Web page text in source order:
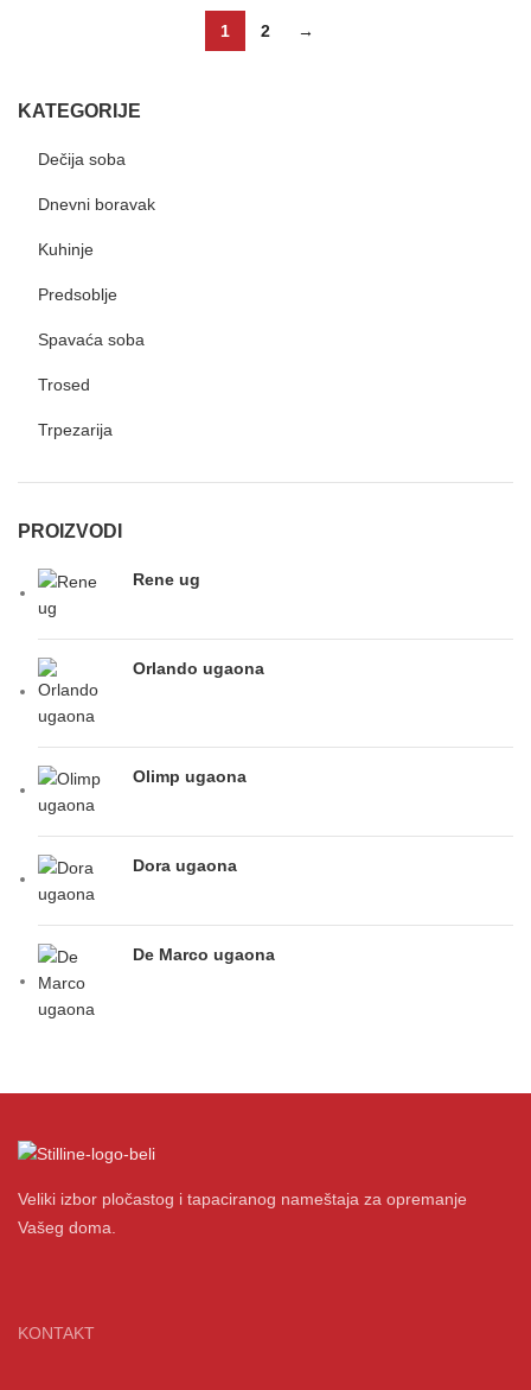
KATEGORIJE
Dečija soba
Dnevni boravak
Kuhinje
Predsoblje
Spavaća soba
Trosed
Trpezarija
PROIZVODI
Rene ug
Orlando ugaona
Olimp ugaona
Dora ugaona
De Marco ugaona
1 2 →
Veliki izbor pločastog i tapaciranog nameštaja za opremanje
Vašeg doma.
KONTAKT